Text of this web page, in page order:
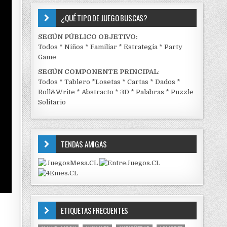
¿QUÉ TIPO DE JUEGO BUSCAS?
SEGÚN PÚBLICO OBJETIVO:
Todos *Niños *Familiar *Estrategia *Party
Game
SEGÚN COMPONENTE PRINCIPAL:
Todos *Tablero *Losetas *Cartas *Dados *
Roll&Write *Abstracto *3D *Palabras *Puzzle
Solitario
TENDAS AMIGAS
ETIQUETAS FRECUENTES